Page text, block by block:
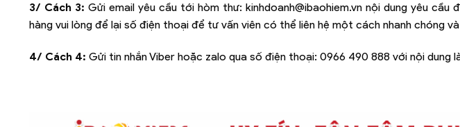
3/ Cách 3: Gửi email yêu cầu tới hòm thư: kinhdoanh@ibaohiem.vn nội dung yêu cầu
hàng vui lòng để lại số điện thoại để tư vấn viên có thể liên hệ một cách nhanh chóng
4/ Cách 4: Gửi tin nhắn Viber hoặc zalo qua số điện thoại: 0966 490 888 với nội dung